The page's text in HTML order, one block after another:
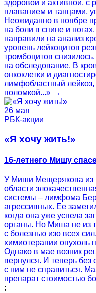
здоровой и активной, с
плаванием и танцами,
Неожиданно в ноябре
на боли в спине и
направили на анализ
уровень лейкоцитов
тромбоцитов
на обследование. В
онкоклетки и
лимфобластный
поломкой...» →
26 мая
РБК-акции
«Я хочу жить!»
16-летнего Мишу
У Миши Мещерякова из
области
системы – лимфома
агрессивных. Ее
когда она уже успела
органы. Но Миша не из
с болезнью изо всех
химиотерапии опухоль
Однако в мае возник
вернулся. И теперь
с ним не справиться.
препарат стоимостью
;